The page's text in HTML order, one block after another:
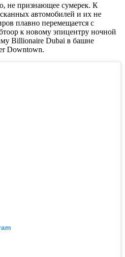
не признающее сумерек. К
автомобилей и их не
плавно перемещается с
к новому эпицентру ночной
Billionaire Dubai в башне
Downtown.